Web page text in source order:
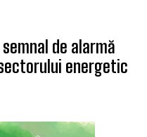
de alarmă
energetic